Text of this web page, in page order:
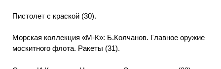
Пистолет с краской (30).
Морская коллекция «М-К»: Б.Колчанов. Главное оружие
москитного флота. Ракеты (31).